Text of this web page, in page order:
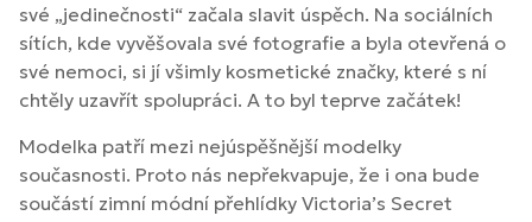
své „jedinečnosti“ začala slavit úspěch. Na sociálních
sítích, kde vyvěšovala své fotografie a byla otevřená o
své nemoci, si jí všimly kosmetické značky, které s ní
chtěly uzavřít spolupráci. A to byl teprve začátek!
Modelka patří mezi nejúspěšnější modelky
současnosti. Proto nás nepřekvapuje, že i ona bude
součástí zimní módní přehlídky Victoria’s Secret